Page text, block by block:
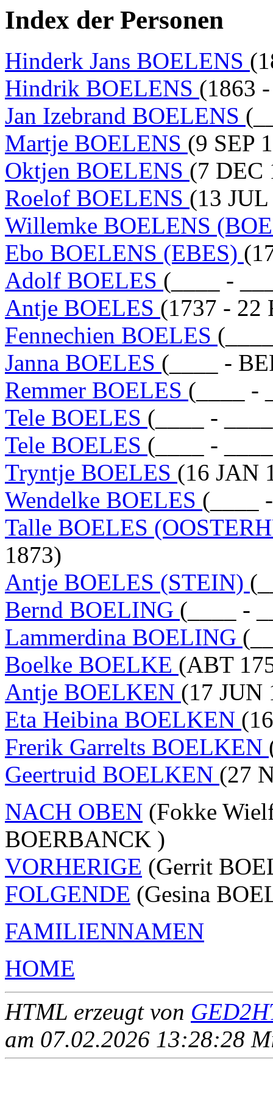
Index der Personen
Hinderk Jans BOELENS
Hindrik BOELENS (1863
Jan Izebrand BOELENS
Martje BOELENS (9 SEP
Oktjen BOELENS (7 DEC
Roelof BOELENS (13
Willemke BOELENS
Ebo BOELENS (EBES)
Adolf BOELES (____ -
Antje BOELES (1737 - 22
Fennechien BOELES
Janna BOELES (____ -
Remmer BOELES (____ -
Tele BOELES (____ -
Tele BOELES (____ -
Tryntje BOELES (16 JAN
Wendelke BOELES (____
Talle BOELES
1873)
Antje BOELES (STEIN)
Bernd BOELING (____ -
Lammerdina BOELING
Boelke BOELKE (ABT
Antje BOELKEN (17 JUN
Eta Heibina BOELKEN
Frerik Garrelts BOELKEN
Geertruid BOELKEN (27
NACH OBEN (Fokke
BOERBANCK )
VORHERIGE (Gerrit
FOLGENDE (Gesina
FAMILIENNAMEN
HOME
HTML erzeugt von
am 07.02.2026 13:28:28